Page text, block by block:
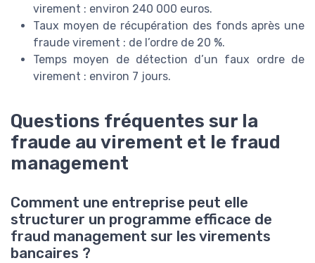
virement : environ 240 000 euros.
Taux moyen de récupération des fonds après une
fraude virement : de l’ordre de 20 %.
Temps moyen de détection d’un faux ordre de
virement : environ 7 jours.
Questions fréquentes sur la
fraude au virement et le fraud
management
Comment une entreprise peut elle
structurer un programme efficace de
fraud management sur les virements
bancaires ?